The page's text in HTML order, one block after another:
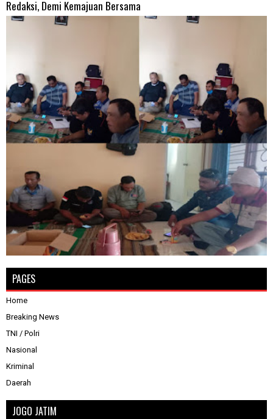
Redaksi, Demi Kemajuan Bersama
PAGES
Home
Breaking News
TNI / Polri
Nasional
Kriminal
Daerah
JOGO JATIM